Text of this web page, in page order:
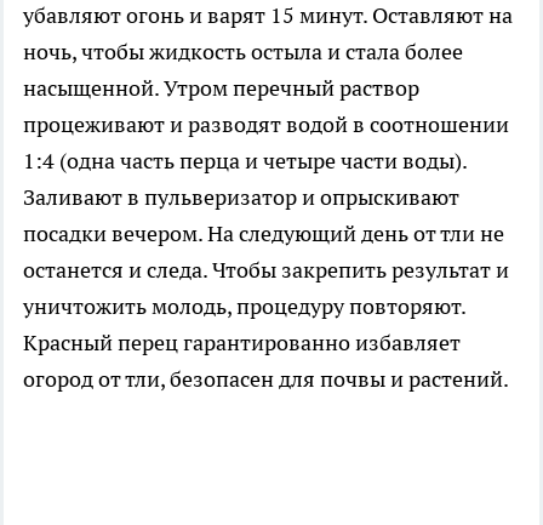
убавляют огонь и варят 15 минут. Оставляют на
ночь, чтобы жидкость остыла и стала более
насыщенной. Утром перечный раствор
процеживают и разводят водой в соотношении
1:4 (одна часть перца и четыре части воды).
Заливают в пульверизатор и опрыскивают
посадки вечером. На следующий день от тли не
останется и следа. Чтобы закрепить результат и
уничтожить молодь, процедуру повторяют.
Красный перец гарантированно избавляет
огород от тли, безопасен для почвы и растений.